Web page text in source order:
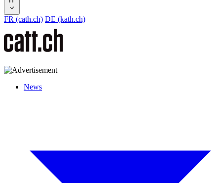
FR (cath.ch) DE (kath.ch)
News